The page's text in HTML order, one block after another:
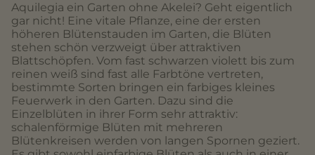
Aquilegia ein Garten ohne Akelei? Geht eigentlich
gar nicht! Eine vitale Pflanze, eine der ersten
höheren Blütenstauden im Garten, die Blüten
stehen schön verzweigt über attraktiven
Blattschöpfen. Vom fast schwarzen violett bis zum
reinen weiß sind fast alle Farbtöne vertreten,
bestimmte Sorten bringen ein farbiges kleines
Feuerwerk in den Garten. Dazu sind die
Einzelblüten in ihrer Form sehr attraktiv:
schalenförmige Blüten mit mehreren
Blütenkreisen werden von langen Spornen geziert.